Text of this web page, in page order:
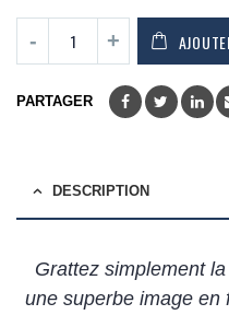
PARTAGER
DESCRIPTION
Grattez simplement
une superbe image en